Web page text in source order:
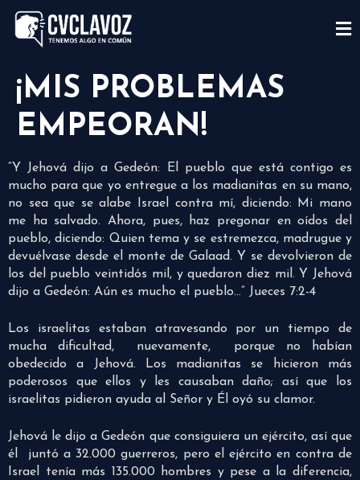
¡MIS PROBLEMAS
EMPEORAN!
“Y Jehová dijo a Gedeón: El pueblo que está contigo es
mucho para que yo entregue a los madianitas en su mano,
no sea que se alabe Israel contra mí, diciendo: Mi mano
me ha salvado. Ahora, pues, haz pregonar en oídos del
pueblo, diciendo: Quien tema y se estremezca, madrugue y
devuélvase desde el monte de Galaad. Y se devolvieron de
los del pueblo veintidós mil, y quedaron diez mil. Y Jehová
dijo a Gedeón: Aún es mucho el pueblo…” Jueces 7:2-4
Los israelitas estaban atravesando por un tiempo de
mucha dificultad, nuevamente, porque no habían
obedecido a Jehová. Los madianitas se hicieron más
poderosos que ellos y les causaban daño; así que los
israelitas pidieron ayuda al Señor y Él oyó su clamor.
Jehová le dijo a Gedeón que consiguiera un ejército, así que
él juntó a 32.000 guerreros, pero el ejército en contra de
Israel tenía más 135.000 hombres y pese a la diferencia,